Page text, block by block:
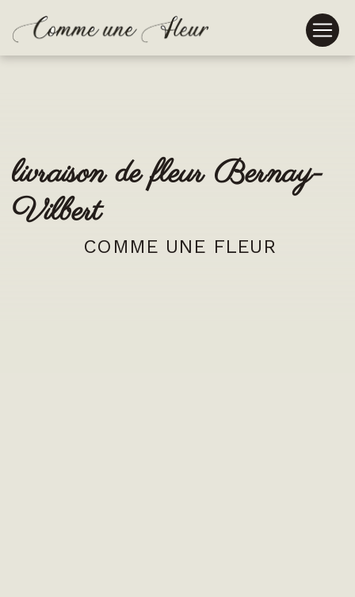
livraison de fleur Bernay-
Vilbert
COMME UNE FLEUR